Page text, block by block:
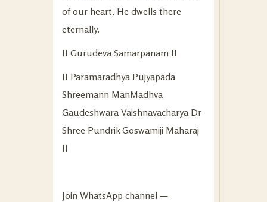
of our heart, He dwells there
eternally.
II Gurudeva Samarpanam II
II Paramaradhya Pujyapada
Shreemann ManMadhva
Gaudeshwara Vaishnavacharya Dr
Shree Pundrik Goswamiji Maharaj
II
Join WhatsApp channel —